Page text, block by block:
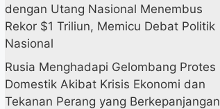
dengan Utang Nasional Menembus
Rekor $1 Triliun, Memicu Debat Politik
Nasional
Rusia Menghadapi Gelombang Protes
Domestik Akibat Krisis Ekonomi dan
Tekanan Perang yang Berkepanjangan